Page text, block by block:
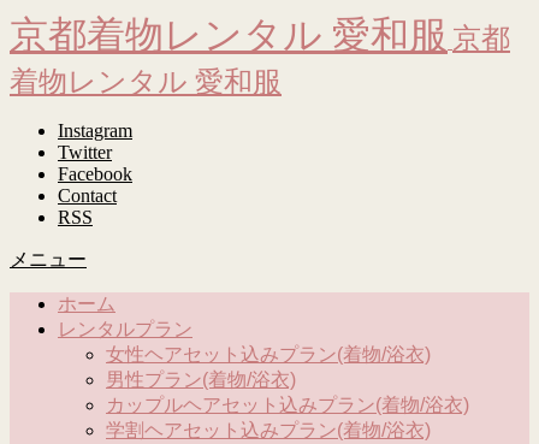
京都着物レンタル 愛和服 京都
着物レンタル 愛和服
Instagram
Twitter
Facebook
Contact
RSS
メニュー
ホーム
レンタルプラン
女性ヘアセット込みプラン(着物/浴衣)
男性プラン(着物/浴衣)
カップルヘアセット込みプラン(着物/浴衣)
学割ヘアセット込みプラン(着物/浴衣)